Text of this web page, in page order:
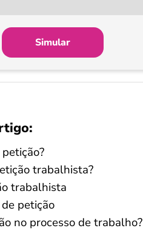
Simular
trabalhista?
trabalhista
petição
no processo de trabalho?